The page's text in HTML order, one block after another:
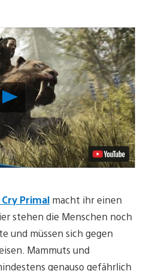
Video
abspielen
Cry Primal macht ihr einen
stehen die Menschen noch
und müssen sich gegen
Mammuts und
genauso gefährlich